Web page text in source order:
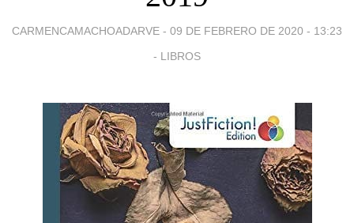
CARMENCAMACHOADARVE - 09 DE FEBRERO DE 2020 - 13:23
- LIBROS